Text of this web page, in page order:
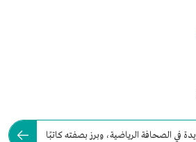
الصحافة الرياضية، وبرز بصفته كاتبًا